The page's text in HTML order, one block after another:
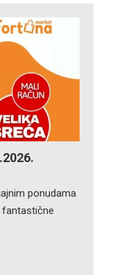
ponudama